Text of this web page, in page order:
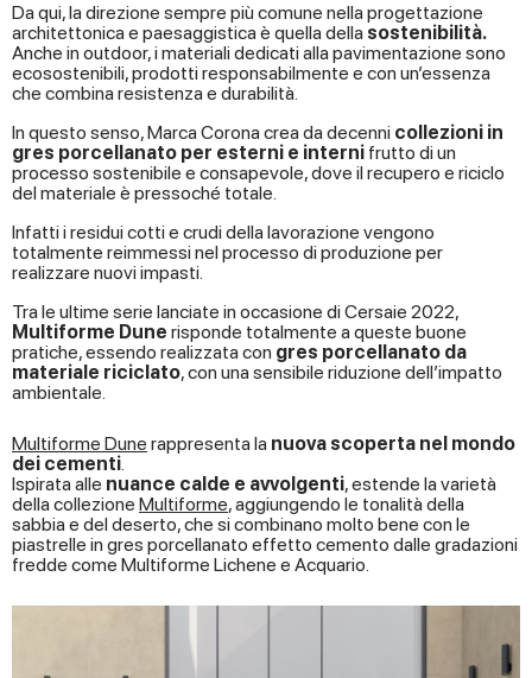
Da qui, la direzione sempre più comune nella progettazione
architettonica e paesaggistica è quella della sostenibilità.
Anche in outdoor, i materiali dedicati alla pavimentazione sono
ecosostenibili, prodotti responsabilmente e con un’essenza
che combina resistenza e durabilità.
In questo senso, Marca Corona crea da decenni collezioni in
gres porcellanato per esterni e interni frutto di un
processo sostenibile e consapevole, dove il recupero e riciclo
del materiale è pressoché totale.
Infatti i residui cotti e crudi della lavorazione vengono
totalmente reimmessi nel processo di produzione per
realizzare nuovi impasti.
Tra le ultime serie lanciate in occasione di Cersaie 2022,
Multiforme Dune risponde totalmente a queste buone
pratiche, essendo realizzata con gres porcellanato da
materiale riciclato, con una sensibile riduzione dell’impatto
ambientale.
Multiforme Dune rappresenta la nuova scoperta nel mondo
dei cementi.
Ispirata alle nuance calde e avvolgenti, estende la varietà
della collezione Multiforme, aggiungendo le tonalità della
sabbia e del deserto, che si combinano molto bene con le
piastrelle in gres porcellanato effetto cemento dalle gradazioni
fredde come Multiforme Lichene e Acquario.